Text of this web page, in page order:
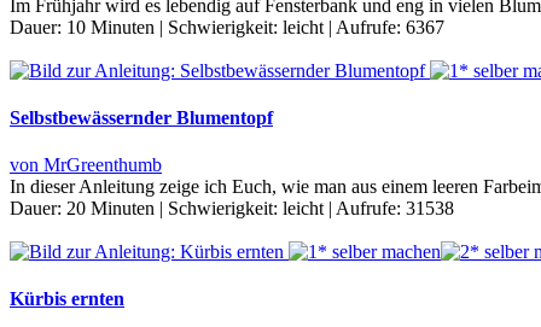
Im Frühjahr wird es lebendig auf Fensterbank und eng in vielen
Dauer: 10 Minuten | Schwierigkeit: leicht | Aufrufe: 6367
Selbstbewässernder Blumentopf
von MrGreenthumb
In dieser Anleitung zeige ich Euch, wie man aus einem leeren
Dauer: 20 Minuten | Schwierigkeit: leicht | Aufrufe: 31538
Kürbis ernten